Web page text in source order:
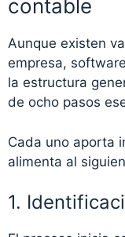
contable
Aunque existen
empresa,
la estructura
de ocho pasos
Cada uno aporta
alimenta al
1.